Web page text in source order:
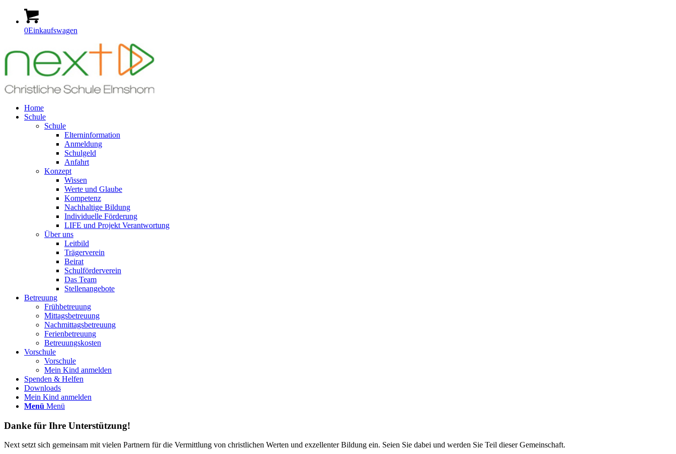
0Einkaufswagen
Home
Schule
Schule
Elterninformation
Anmeldung
Schulgeld
Anfahrt
Konzept
Wissen
Werte und Glaube
Kompetenz
Nachhaltige Bildung
Individuelle Förderung
LIFE und Projekt Verantwortung
Über uns
Leitbild
Trägerverein
Beirat
Schulförderverein
Das Team
Stellenangebote
Betreuung
Frühbetreuung
Mittagsbetreuung
Nachmittagsbetreuung
Ferienbetreuung
Betreuungskosten
Vorschule
Vorschule
Mein Kind anmelden
Spenden & Helfen
Downloads
Mein Kind anmelden
Menü Menü
Danke für Ihre Unterstützung!
Next setzt sich gemeinsam mit vielen Partnern für die Vermittlung von christlichen Werten und exzellenter Bildung ein. Seien Sie dabei und werden Sie Teil dieser Gemeinschaft.